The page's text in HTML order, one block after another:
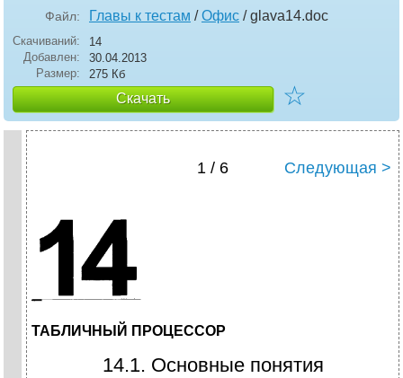
Файл: Главы к тестам /Офис / glava14.doc
Скачиваний:
14
Добавлен:
30.04.2013
Размер:
275 Кб
Скачать ☆
1 / 6 Следующая >
ТАБЛИЧНЫЙ ПРОЦЕССОР
14.1. Основные понятия